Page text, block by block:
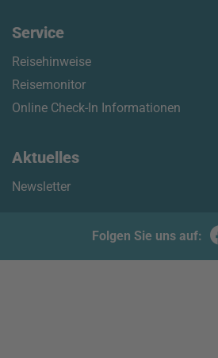
Service
Reisehinweise
Reisemonitor
Online Check-In Informationen
Aktuelles
Newsletter
Folgen Sie uns auf: